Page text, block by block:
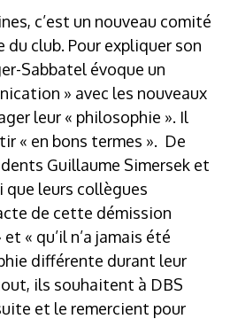
c’est un nouveau comité
club. Pour expliquer son
Sabbatel évoque un
» avec les nouveaux
leur « philosophie ». Il
« en bons termes ». De
Guillaume Simersek et
leurs collègues
de cette démission
« qu’il n’a jamais été
différente durant leur
ils souhaitent à DBS
et le remercient pour